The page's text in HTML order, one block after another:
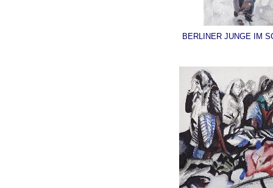
BERLINER JUNGE IM